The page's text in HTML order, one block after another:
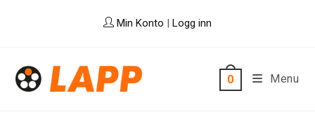
Min Konto | Logg inn
0 Menu